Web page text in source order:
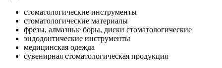
стоматологические инструменты
стоматологические материалы
фрезы, алмазные боры, диски стоматологические
эндодонтические инструменты
медицинская одежда
сувенирная стоматологическая продукция